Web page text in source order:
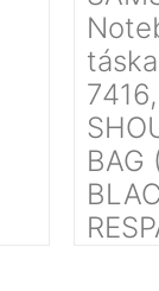
BAG